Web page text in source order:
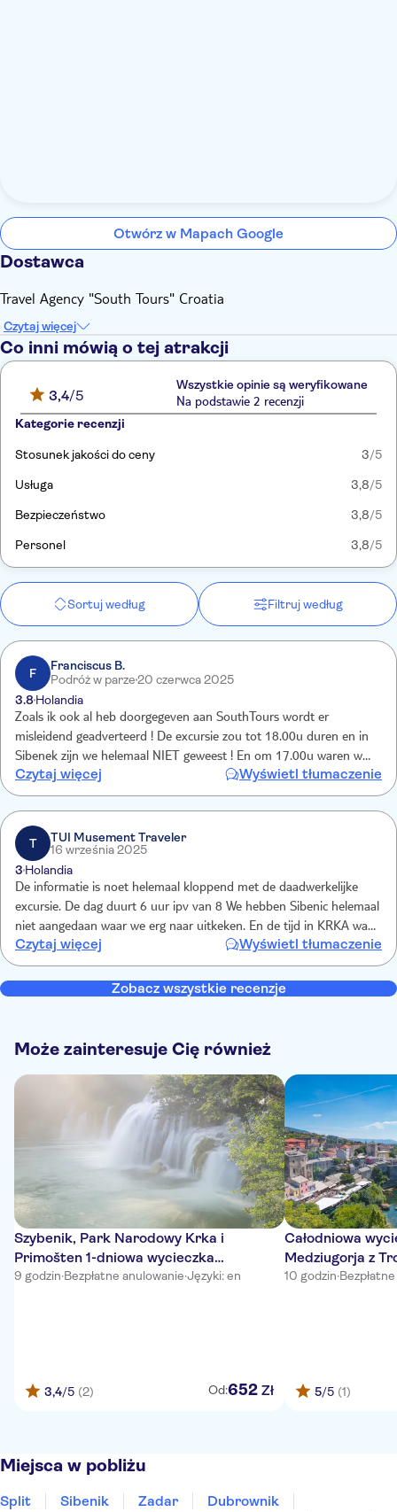
Otwórz w Mapach Google
Dostawca
Travel Agency "South Tours" Croatia
Czytaj więcej
Co inni mówią o tej atrakcji
3,4/5
Wszystkie opinie są weryfikowane
Na podstawie 2 recenzji
Kategorie recenzji
Stosunek jakości do ceny 3/5
Usługa 3,8/5
Bezpieczeństwo 3,8/5
Personel 3,8/5
Sortuj według Filtruj według
F
Franciscus B.
Podróż w parze20 czerwca 2025
3.8 Holandia
Zoals ik ook al heb doorgegeven aan SouthTours wordt er
misleidend geadverteerd ! De excursie zou tot 18.00u duren en in
Sibenek zijn we helemaal NIET geweest ! En om 17.00u waren we
terug in Trogir. Overigens heeft de chauffeur hier helemaal niets
over gezegd. En van SouthTours kreeg ik een appje, dat dit was
vervallen door verkeersdrukte .... "hahaha". Krka is top !
Czytaj więcej Wyświetl tłumaczenie
T
TUI Musement Traveler
16 września 2025
3 Holandia
De informatie is noet helemaal kloppend met de daadwerkelijke
excursie. De dag duurt 6 uur ipv van 8 We hebben Sibenic helemaal
niet aangedaan waar we erg naar uitkeken. En de tijd in KRKA was
maar 2.20 ipv van 3 uur. Wel hadden we een geweldig leuke
chauffeur die de dag erg aangenaam maakte .
Czytaj więcej Wyświetl tłumaczenie
Zobacz wszystkie recenzje
Może zainteresuje Cię również
Szybenik, Park Narodowy Krka i
Primošten 1-dniowa wycieczka
autokarowa z Trogiru
9 godzin·Bezpłatne anulowanie·Języki: en
3,4/5 (2) Od:652 Zł
Całodniowa
Medziugorja z
10 godzin·
5/5 (1)
Miejsca w pobliżu
Split Sibenik Zadar
Dubrownik